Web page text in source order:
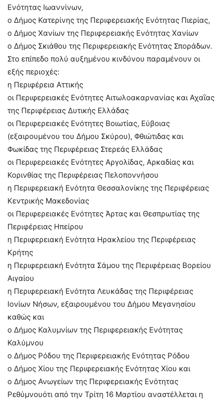
Ενότητας Ιωαννίνων,
o Δήμος Κατερίνης της Περιφερειακής Ενότητας Πιερίας,
o Δήμος Χανίων της Περιφερειακής Ενότητας Χανίων
ο Δήμος Σκιάθου της Περιφερειακής Ενότητας Σποράδων.
Στο επίπεδο πολύ αυξημένου κινδύνου παραμένουν οι
εξής περιοχές:
η Περιφέρεια Αττικής
οι Περιφερειακές Ενότητες Αιτωλοακαρνανίας και Αχαΐας
της Περιφέρειας Δυτικής Ελλάδας
οι Περιφερειακές Ενότητες Βοιωτίας, Εύβοιας
(εξαιρουμένου του Δήμου Σκύρου), Φθιώτιδας και
Φωκίδας της Περιφέρειας Στερεάς Ελλάδας
οι Περιφερειακές Ενότητες Αργολίδας, Αρκαδίας και
Κορινθίας της Περιφέρειας Πελοποννήσου
η Περιφερειακή Ενότητα Θεσσαλονίκης της Περιφέρειας
Κεντρικής Μακεδονίας
οι Περιφερειακές Ενότητες Άρτας και Θεσπρωτίας της
Περιφέρειας Ηπείρου
η Περιφερειακή Ενότητα Ηρακλείου της Περιφέρειας
Κρήτης
η Περιφερειακή Ενότητα Σάμου της Περιφέρειας Βορείου
Αιγαίου
η Περιφερειακή Ενότητα Λευκάδας της Περιφέρειας
Ιονίων Νήσων, εξαιρουμένου του Δήμου Μεγανησίου
καθώς και
ο Δήμος Καλυμνίων της Περιφερειακής Ενότητας
Καλύμνου
ο Δήμος Ρόδου της Περιφερειακής Ενότητας Ρόδου
ο Δήμος Χίου της Περιφερειακής Ενότητας Χίου και
ο Δήμος Ανωγείων της Περιφερειακής Ενότητας
Ρεθύμνουότι από την Τρίτη 16 Μαρτίου αναστέλλεται η